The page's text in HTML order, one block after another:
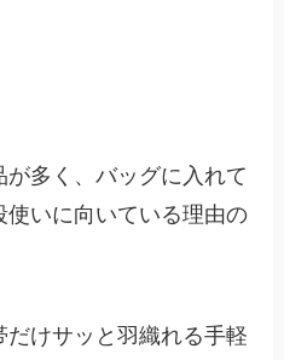
多く、バッグに入れて
いに向いている理由の
だけサッと羽織れる手軽